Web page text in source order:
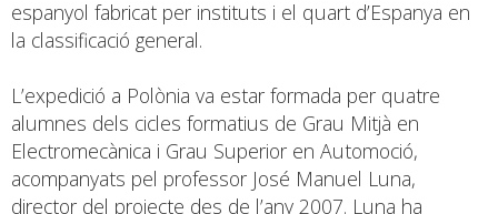
espanyol fabricat per instituts i el quart d’Espanya en
la classificació general.
L’expedició a Polònia va estar formada per quatre
alumnes dels cicles formatius de Grau Mitjà en
Electromecànica i Grau Superior en Automoció,
acompanyats pel professor José Manuel Luna,
director del projecte des de l’any 2007. Luna ha